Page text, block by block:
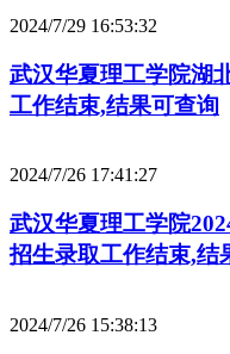
2024/7/29 16:53:32
武汉华夏理工学院湖
工作结束,结果可查询
2024/7/26 17:41:27
武汉华夏理工学院
招生录取工作结束,结
2024/7/26 15:38:13